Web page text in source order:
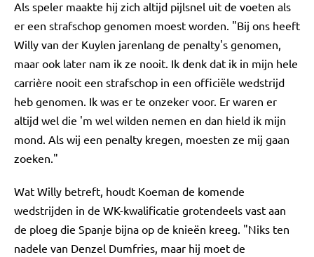
Als speler maakte hij zich altijd pijlsnel uit de voeten als
er een strafschop genomen moest worden. "Bij ons heeft
Willy van der Kuylen jarenlang de penalty's genomen,
maar ook later nam ik ze nooit. Ik denk dat ik in mijn hele
carrière nooit een strafschop in een officiële wedstrijd
heb genomen. Ik was er te onzeker voor. Er waren er
altijd wel die 'm wel wilden nemen en dan hield ik mijn
mond. Als wij een penalty kregen, moesten ze mij gaan
zoeken."
Wat Willy betreft, houdt Koeman de komende
wedstrijden in de WK-kwalificatie grotendeels vast aan
de ploeg die Spanje bijna op de knieën kreeg. "Niks ten
nadele van Denzel Dumfries, maar hij moet de